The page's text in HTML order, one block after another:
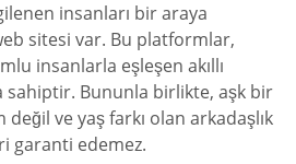
insanları bir araya
sitesi var. Bu platformlar,
insanlarla eşleşen akıllı
Bununla birlikte, aşk bir
ve yaş farkı olan arkadaşlık
garanti edemez.